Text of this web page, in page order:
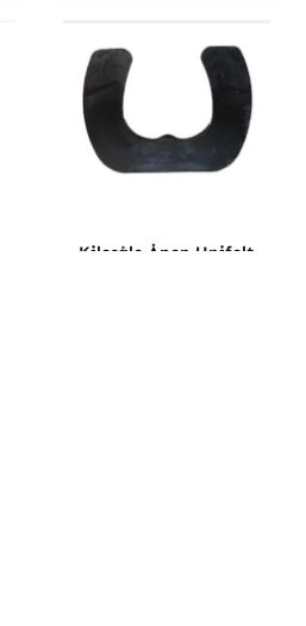
Kilesåle Åpen Unifelt